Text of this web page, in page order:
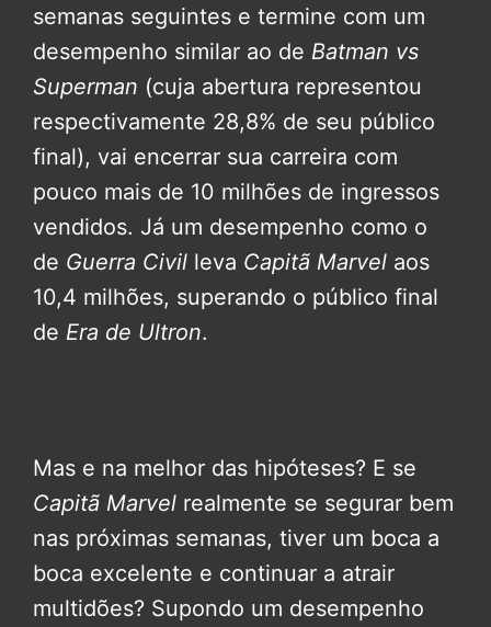
semanas seguintes e termine com um
desempenho similar ao de Batman vs
Superman (cuja abertura representou
respectivamente 28,8% de seu público
final), vai encerrar sua carreira com
pouco mais de 10 milhões de ingressos
vendidos. Já um desempenho como o
de Guerra Civil leva Capitã Marvel aos
10,4 milhões, superando o público final
de Era de Ultron.
Mas e na melhor das hipóteses? E se
Capitã Marvel realmente se segurar bem
nas próximas semanas, tiver um boca a
boca excelente e continuar a atrair
multidões? Supondo um desempenho